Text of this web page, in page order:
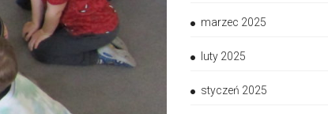
marzec 2025
luty 2025
styczeń 2025